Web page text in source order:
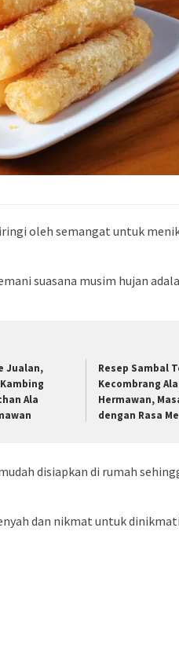
oleh semangat untuk
suasana musim hujan
Jualan,
Ala
Resep Sambal
Kecombrang
Hermawan,
dengan Rasa
disiapkan di rumah
dan nikmat untuk